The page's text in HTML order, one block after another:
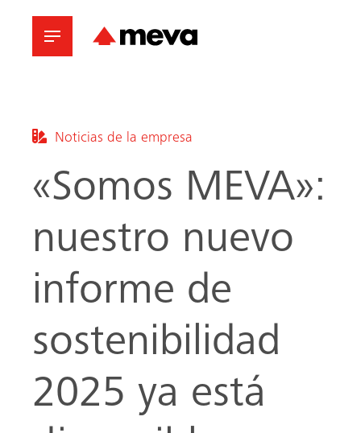
Noticias de la empresa
«Somos MEVA»:
nuestro nuevo
informe de
sostenibilidad
2025 ya está